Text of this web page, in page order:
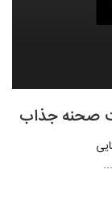
صحنه جذاب